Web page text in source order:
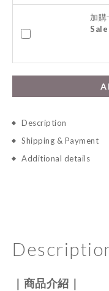
加購
Description
Shipping & Payment
Additional details
｜商品介紹｜